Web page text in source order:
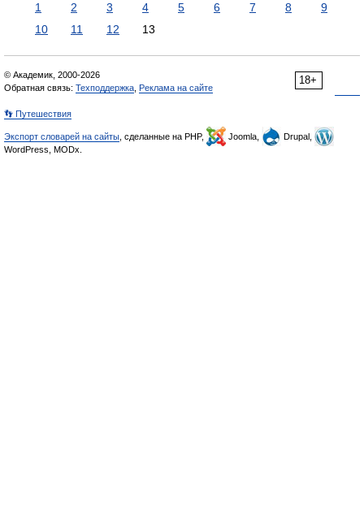
1 2 3 4 5 6 7 8
9
10
11 12 13
18+
© Академик, 2000-2026
Обратная связь: Техподдержка Реклама на сайте
👣 Путешествия
Экспорт словарей на сайты , сделанные на PHP, Joomla,
Drupal,
WordPress, MODx.